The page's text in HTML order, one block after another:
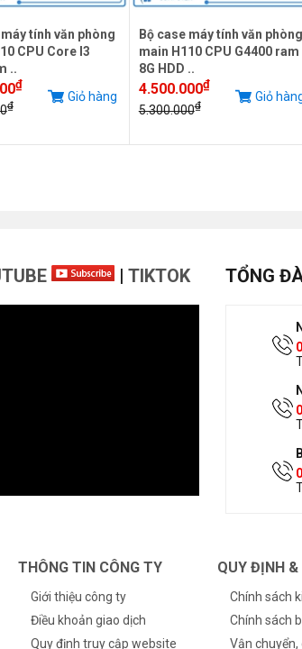
máy tính văn phòng
CPU Core I3
..
₫
₫
Giỏ hàng
Bộ case máy tính văn phòng
main H110 CPU G4400 ram
8G HDD ..
4.500.000₫
5.300.000₫
Giỏ
| TIKTOK TỔNG
THÔNG TIN CÔNG TY
Giới thiệu công ty
Điều khoản giao dịch
Quy định truy cập website
QUY ĐỊNH &
Chính sách
Chính sách
Vận chuyển,